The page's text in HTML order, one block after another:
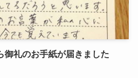
御礼のお手紙が届きました